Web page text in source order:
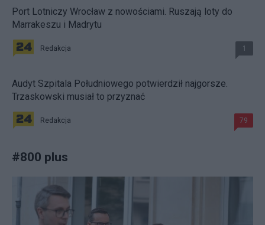
Port Lotniczy Wrocław z nowościami. Ruszają loty do
Marrakeszu i Madrytu
Redakcja 1
Audyt Szpitala Południowego potwierdził najgorsze.
Trzaskowski musiał to przyznać
Redakcja 79
#800 plus